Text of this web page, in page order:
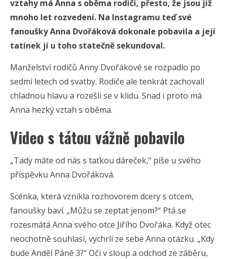
vztahy má Anna s oběma rodiči, přesto, že jsou již
mnoho let rozvedení. Na Instagramu teď své
fanoušky Anna Dvořáková dokonale pobavila a její
tatínek jí u toho statečně sekundoval.
Manželství rodičů Anny Dvořákové se rozpadlo po
sedmi letech od svatby. Rodiče ale tenkrát zachovali
chladnou hlavu a rozešli se v klidu. Snad i proto má
Anna hezký vztah s oběma.
Video s tátou vážně pobavilo
„Tady máte od nás s taťkou dáreček,“ píše u svého
příspěvku Anna Dvořáková.
Scénka, která vznikla rozhovorem dcery s otcem,
fanoušky baví. „Můžu se zeptat jenom?“ Ptá se
rozesmátá Anna svého otce Jiřího Dvořáka. Když otec
neochotně souhlasí, vychrlí ze sebe Anna otázku. „Kdy
bude Anděl Páně 3?“ Oči v sloup a odchod ze záběru,